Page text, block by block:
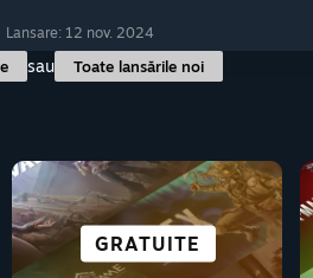
Lansare: 12 nov. 2024
sau Toate lansările noi
GRATUITE
SIMULARE
TOATE SPORTURILE
ROMANE VIZUALE